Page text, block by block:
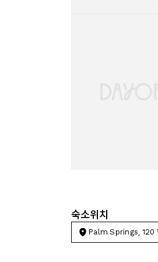
숙소위치
Palm Springs, 120